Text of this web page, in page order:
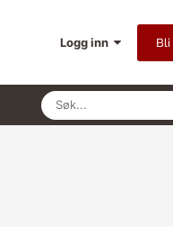
Logg inn